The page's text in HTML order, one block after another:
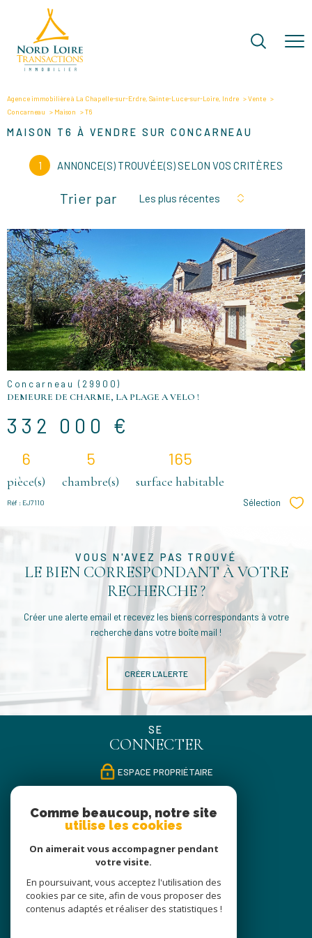
Agence immobilière à La Chapelle-sur-Erdre, Sainte-Luce-sur-Loire, Indre
Vente
Concarneau
Maison T6
MAISON T6 À VENDRE SUR CONCARNEAU
1 ANNONCE(S) TROUVÉE(S) SELON VOS CRITÈRES
Trier par Les plus récentes
VOIR LE
BIEN
Concarneau (29900)
DEMEURE DE CHARME, LA PLAGE A VELO !
332 000 €
6
pièce(s)
5
chambre(s)
165
surface habitable
Réf : EJ7110 Sélection
VOUS N'AVEZ PAS TROUVÉ
LE BIEN CORRESPONDANT À VOTRE
RECHERCHE ?
Créer une alerte email et recevez les biens correspondants à votre
recherche dans votre boîte mail !
CRÉER L'ALERTE
SE
CONNECTER
ESPACE PROPRIÉTAIRE
SUIVRE
NOUS
ADHÉRONS
Comme beaucoup, notre site
utilise les cookies
On aimerait vous accompagner pendant
votre visite.
En poursuivant, vous acceptez l'utilisation des
cookies par ce site, afin de vous proposer des
contenus adaptés et réaliser des statistiques !